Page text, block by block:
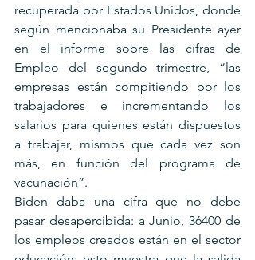
recuperada por Estados Unidos, donde
según mencionaba su Presidente ayer
en el informe sobre las cifras de
Empleo del segundo trimestre, “las
empresas están compitiendo por los
trabajadores e incrementando los
salarios para quienes están dispuestos
a trabajar, mismos que cada vez son
más, en función del programa de
vacunación”.
Biden daba una cifra que no debe
pasar desapercibida: a Junio, 36400 de
los empleos creados están en el sector